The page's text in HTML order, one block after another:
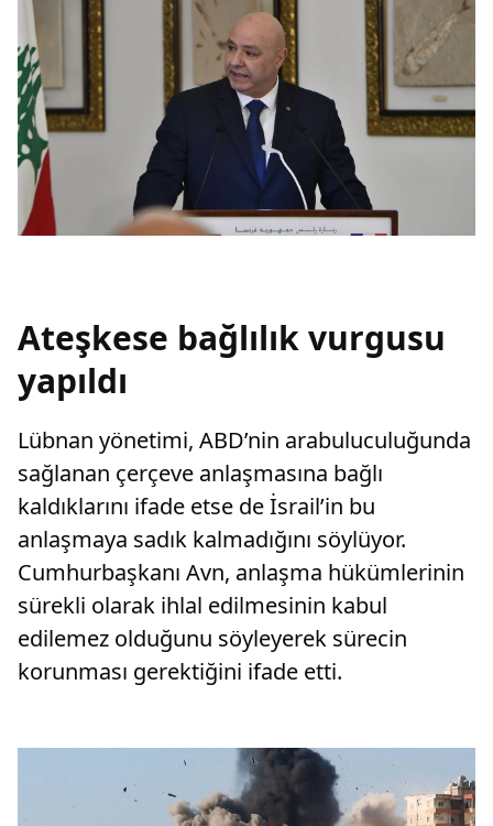
Ateşkese bağlılık vurgusu
yapıldı
Lübnan yönetimi, ABD’nin arabuluculuğunda
sağlanan çerçeve anlaşmasına bağlı
kaldıklarını ifade etse de İsrail’in bu
anlaşmaya sadık kalmadığını söylüyor.
Cumhurbaşkanı Avn, anlaşma hükümlerinin
sürekli olarak ihlal edilmesinin kabul
edilemez olduğunu söyleyerek sürecin
korunması gerektiğini ifade etti.